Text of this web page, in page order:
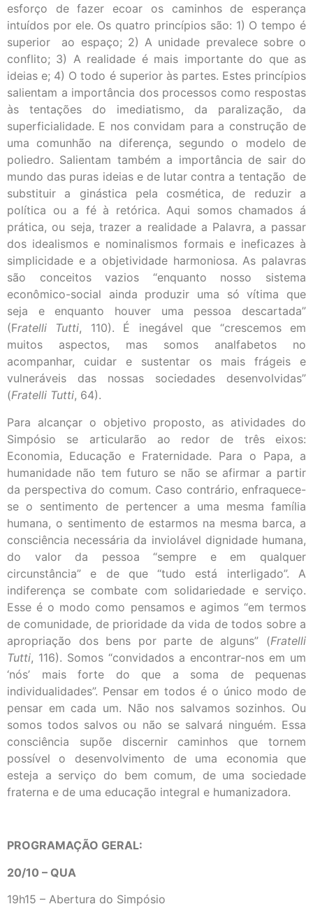
esforço de fazer ecoar os caminhos de esperança
intuídos por ele. Os quatro princípios são: 1) O tempo é
superior ao espaço; 2) A unidade prevalece sobre o
conflito; 3) A realidade é mais importante do que as
ideias e; 4) O todo é superior às partes. Estes princípios
salientam a importância dos processos como respostas
às tentações do imediatismo, da paralização, da
superficialidade. E nos convidam para a construção de
uma comunhão na diferença, segundo o modelo de
poliedro. Salientam também a importância de sair do
mundo das puras ideias e de lutar contra a tentação de
substituir a ginástica pela cosmética, de reduzir a
política ou a fé à retórica. Aqui somos chamados á
prática, ou seja, trazer a realidade a Palavra, a passar
dos idealismos e nominalismos formais e ineficazes à
simplicidade e a objetividade harmoniosa. As palavras
são conceitos vazios “enquanto nosso sistema
econômico-social ainda produzir uma só vítima que
seja e enquanto houver uma pessoa descartada”
(Fratelli Tutti, 110). É inegável que “crescemos em
muitos aspectos, mas somos analfabetos no
acompanhar, cuidar e sustentar os mais frágeis e
vulneráveis das nossas sociedades desenvolvidas”
(Fratelli Tutti, 64).
Para alcançar o objetivo proposto, as atividades do
Simpósio se articularão ao redor de três eixos:
Economia, Educação e Fraternidade. Para o Papa, a
humanidade não tem futuro se não se afirmar a partir
da perspectiva do comum. Caso contrário, enfraquece-
se o sentimento de pertencer a uma mesma família
humana, o sentimento de estarmos na mesma barca, a
consciência necessária da inviolável dignidade humana,
do valor da pessoa “sempre e em qualquer
circunstância” e de que “tudo está interligado”. A
indiferença se combate com solidariedade e serviço.
Esse é o modo como pensamos e agimos “em termos
de comunidade, de prioridade da vida de todos sobre a
apropriação dos bens por parte de alguns” (Fratelli
Tutti, 116). Somos “convidados a encontrar-nos em um
‘nós’ mais forte do que a soma de pequenas
individualidades”. Pensar em todos é o único modo de
pensar em cada um. Não nos salvamos sozinhos. Ou
somos todos salvos ou não se salvará ninguém. Essa
consciência supõe discernir caminhos que tornem
possível o desenvolvimento de uma economia que
esteja a serviço do bem comum, de uma sociedade
fraterna e de uma educação integral e humanizadora.
PROGRAMAÇÃO GERAL:
20/10 – QUA
19h15 – Abertura do Simpósio